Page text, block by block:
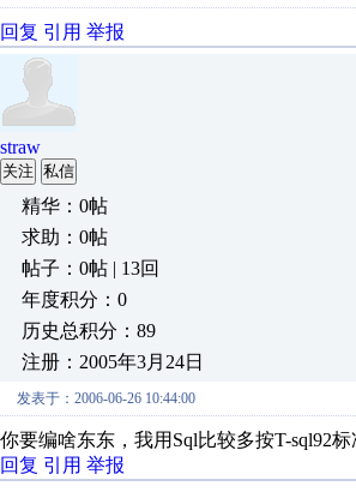
回复 引用 举报
straw
关注 私信
精华：0帖
求助：0帖
帖子：0帖 | 13回
年度积分：0
历史总积分：89
注册：2005年3月24日
发表于：2006-06-26 10:44:00
你要编啥东东，我用Sql比较多按T-sql92标
回复 引用 举报